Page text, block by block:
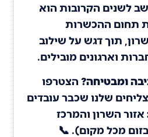
לשנים הקרובות הוא
תחום ההכשרות
תוך דגש על שילוב
וארגונים מובילים.
ומבטיחה?הצטרפו
שלנו שכבר עובדים
אזור השרון והמרכז
מכל מקום). 📞